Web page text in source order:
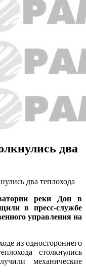
два
два теплохода
реки Дон в
в пресс-службе
управления на
из одностороннего
столкнулись
механические